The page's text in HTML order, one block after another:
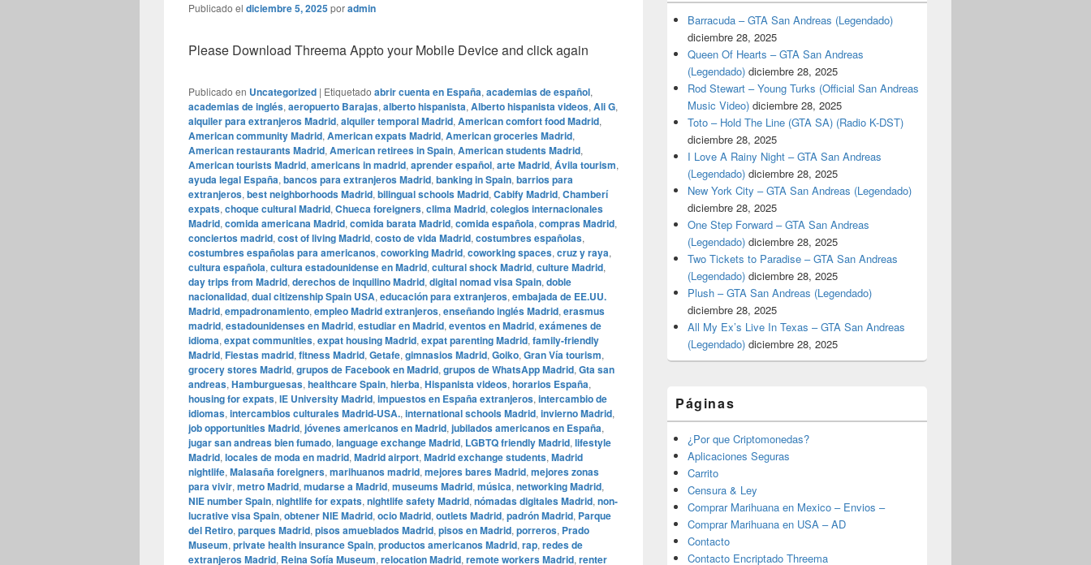
Publicado el diciembre 5, 2025poradmin
Please Download Threema Appto your Mobile Device and click again
Publicado en Uncategorized | Etiquetado abrir cuenta en España, academias de español,
academias de inglés, aeropuerto Barajas, alberto hispanista, Alberto hispanista videos, Ali G,
alquiler para extranjeros Madrid, alquiler temporal Madrid, American comfort food Madrid,
American community Madrid, American expats Madrid, American groceries Madrid,
American restaurants Madrid, American retirees in Spain, American students Madrid,
American tourists Madrid, americans in madrid, aprender español, arte Madrid, Ávila tourism,
ayuda legal España, bancos para extranjeros Madrid, banking in Spain, barrios para
extranjeros, best neighborhoods Madrid, bilingual schools Madrid, Cabify Madrid, Chamberí
expats, choque cultural Madrid, Chueca foreigners, clima Madrid, colegios internacionales
Madrid, comida americana Madrid, comida barata Madrid, comida española, compras Madrid,
conciertos madrid, cost of living Madrid, costo de vida Madrid, costumbres españolas,
costumbres españolas para americanos, coworking Madrid, coworking spaces, cruz y raya,
cultura española, cultura estadounidense en Madrid, cultural shock Madrid, culture Madrid,
day trips from Madrid, derechos de inquilino Madrid, digital nomad visa Spain, doble
nacionalidad, dual citizenship Spain USA, educación para extranjeros, embajada de EE.UU.
Madrid, empadronamiento, empleo Madrid extranjeros, enseñando inglés Madrid, erasmus
madrid, estadounidenses en Madrid, estudiar en Madrid, eventos en Madrid, exámenes de
idioma, expat communities, expat housing Madrid, expat parenting Madrid, family-friendly
Madrid, Fiestas madrid, fitness Madrid, Getafe, gimnasios Madrid, Goiko, Gran Vía tourism,
grocery stores Madrid, grupos de Facebook en Madrid, grupos de WhatsApp Madrid, Gta san
andreas, Hamburguesas, healthcare Spain, hierba, Hispanista videos, horarios España,
housing for expats, IE University Madrid, impuestos en España extranjeros, intercambio de
idiomas, intercambios culturales Madrid-USA., international schools Madrid, invierno Madrid,
job opportunities Madrid, jóvenes americanos en Madrid, jubilados americanos en España,
jugar san andreas bien fumado, language exchange Madrid, LGBTQ friendly Madrid, lifestyle
Madrid, locales de moda en madrid, Madrid airport, Madrid exchange students, Madrid
nightlife, Malasaña foreigners, marihuanos madrid, mejores bares Madrid, mejores zonas
para vivir, metro Madrid, mudarse a Madrid, museums Madrid, música, networking Madrid,
NIE number Spain, nightlife for expats, nightlife safety Madrid, nómadas digitales Madrid, non-
lucrative visa Spain, obtener NIE Madrid, ocio Madrid, outlets Madrid, padrón Madrid, Parque
del Retiro, parques Madrid, pisos amueblados Madrid, pisos en Madrid, porreros, Prado
Museum, private health insurance Spain, productos americanos Madrid, rap, redes de
extranjeros Madrid, Reina Sofía Museum, relocation Madrid, remote workers Madrid, renter
Barracuda – GTA San Andreas (Legendado)
diciembre 28, 2025
Queen Of Hearts – GTA San Andreas
(Legendado) diciembre 28, 2025
Rod Stewart – Young Turks (Official San Andreas
Music Video) diciembre 28, 2025
Toto – Hold The Line (GTA SA) (Radio K-DST)
diciembre 28, 2025
I Love A Rainy Night – GTA San Andreas
(Legendado) diciembre 28, 2025
New York City – GTA San Andreas (Legendado)
diciembre 28, 2025
One Step Forward – GTA San Andreas
(Legendado) diciembre 28, 2025
Two Tickets to Paradise – GTA San Andreas
(Legendado) diciembre 28, 2025
Plush – GTA San Andreas (Legendado)
diciembre 28, 2025
All My Ex’s Live In Texas – GTA San Andreas
(Legendado) diciembre 28, 2025
Páginas
¿Por que Criptomonedas?
Aplicaciones Seguras
Carrito
Censura & Ley
Comprar Marihuana en Mexico – Envios –
Comprar Marihuana en USA – AD
Contacto
Contacto Encriptado Threema